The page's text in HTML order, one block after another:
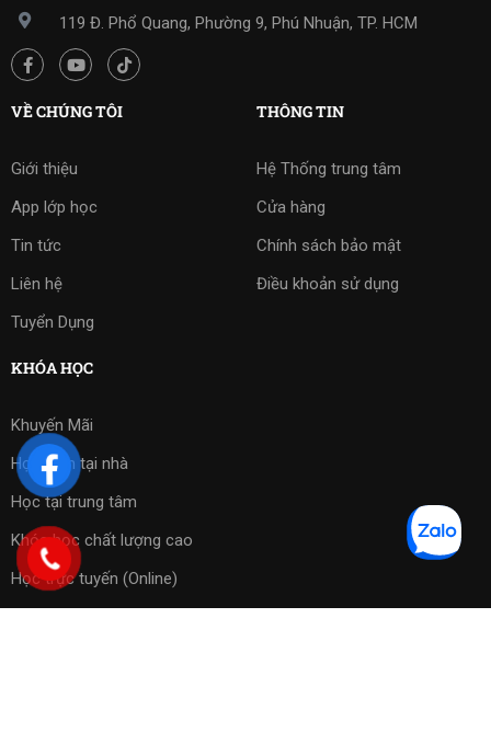
119 Đ. Phổ Quang, Phường 9, Phú Nhuận, TP. HCM
VỀ CHÚNG TÔI
Giới thiệu
App lớp học
Tin tức
Liên hệ
Tuyển Dụng
THÔNG TIN
Hệ Thống trung tâm
Cửa hàng
Chính sách bảo mật
Điều khoản sử dụng
KHÓA HỌC
Khuyến Mãi
Học kèm tại nhà
Học tại trung tâm
Khóa học chất lượng cao
Học trực tuyến (Online)